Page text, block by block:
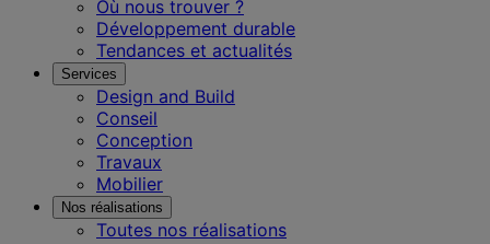
Où nous trouver ?
Développement durable
Tendances et actualités
Services
Design and Build
Conseil
Conception
Travaux
Mobilier
Nos réalisations
Toutes nos réalisations